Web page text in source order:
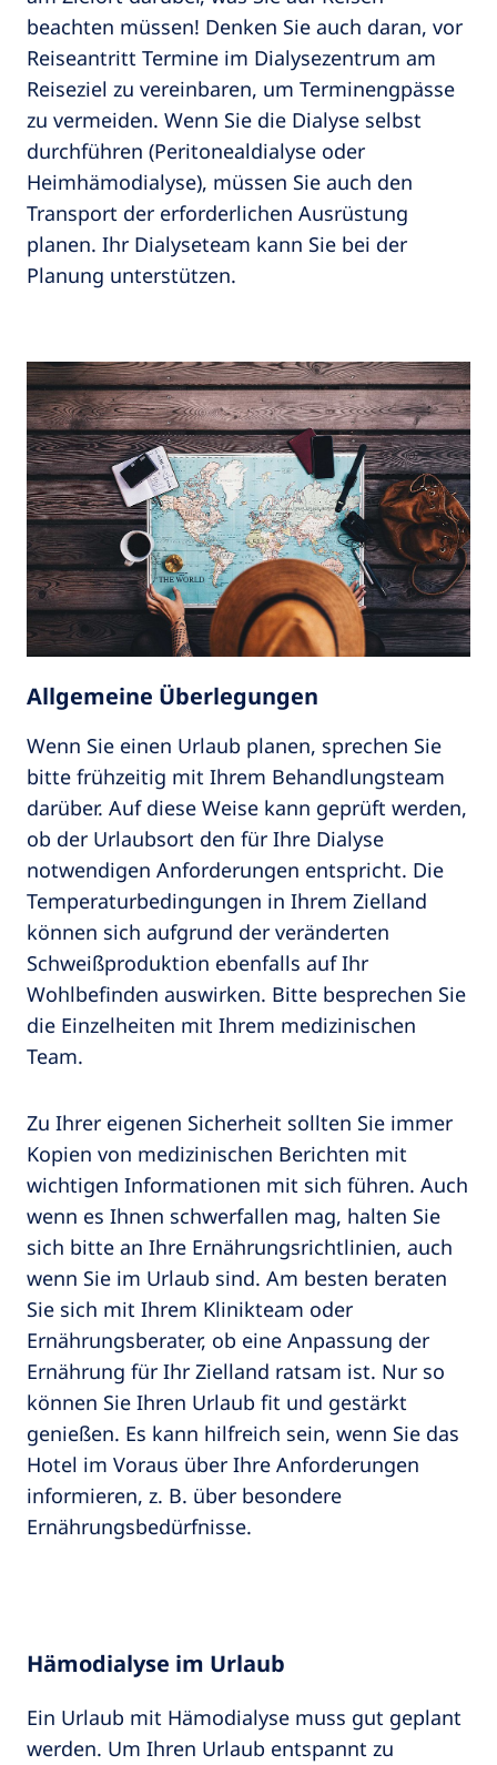
beachten müssen! Denken Sie auch daran, vor
Reiseantritt Termine im Dialysezentrum am
Reiseziel zu vereinbaren, um Terminengpässe
zu vermeiden. Wenn Sie die Dialyse selbst
durchführen (Peritonealdialyse oder
Heimhämodialyse), müssen Sie auch den
Transport der erforderlichen Ausrüstung
planen. Ihr Dialyseteam kann Sie bei der
Planung unterstützen.
Allgemeine Überlegungen
Wenn Sie einen Urlaub planen, sprechen Sie
bitte frühzeitig mit Ihrem Behandlungsteam
darüber. Auf diese Weise kann geprüft werden,
ob der Urlaubsort den für Ihre Dialyse
notwendigen Anforderungen entspricht. Die
Temperaturbedingungen in Ihrem Zielland
können sich aufgrund der veränderten
Schweißproduktion ebenfalls auf Ihr
Wohlbefinden auswirken. Bitte besprechen Sie
die Einzelheiten mit Ihrem medizinischen
Team.
Zu Ihrer eigenen Sicherheit sollten Sie immer
Kopien von medizinischen Berichten mit
wichtigen Informationen mit sich führen. Auch
wenn es Ihnen schwerfallen mag, halten Sie
sich bitte an Ihre Ernährungsrichtlinien, auch
wenn Sie im Urlaub sind. Am besten beraten
Sie sich mit Ihrem Klinikteam oder
Ernährungsberater, ob eine Anpassung der
Ernährung für Ihr Zielland ratsam ist. Nur so
können Sie Ihren Urlaub fit und gestärkt
genießen. Es kann hilfreich sein, wenn Sie das
Hotel im Voraus über Ihre Anforderungen
informieren, z. B. über besondere
Ernährungsbedürfnisse.
Hämodialyse im Urlaub
Ein Urlaub mit Hämodialyse muss gut geplant
werden. Um Ihren Urlaub entspannt zu